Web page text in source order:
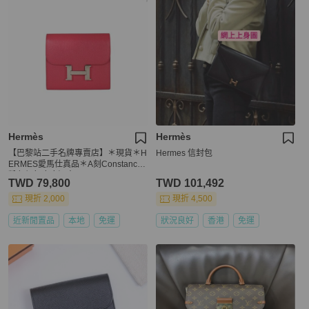
Hermès
【巴黎站二手名牌專賣店】＊現貨＊H
ERMES愛馬仕真品＊A刻Constance
TWD 79,800
現折 2,000
近新閒置品 本地 免運
Hermès
Hermes 信封包
TWD 101,492
現折 4,500
狀況良好 香港 免運